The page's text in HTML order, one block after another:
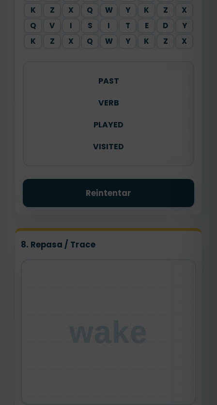
K
Z X Q W Y K Z
X
Q
V I S I T E D
Y
K
Z X Q W Y K Z X
PAST
VERB
PLAYED
VISITED
Reintentar
8. Repasa / Trace